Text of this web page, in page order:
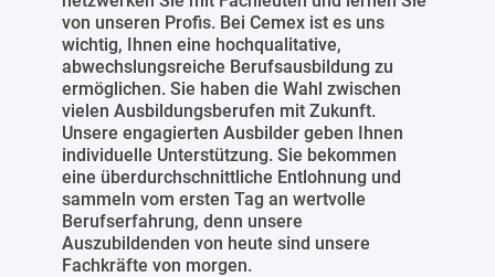
von unseren Profis. Bei Cemex ist es uns
wichtig, Ihnen eine hochqualitative,
abwechslungsreiche Berufsausbildung zu
ermöglichen. Sie haben die Wahl zwischen
vielen Ausbildungsberufen mit Zukunft.
Unsere engagierten Ausbilder geben Ihnen
individuelle Unterstützung. Sie bekommen
eine überdurchschnittliche Entlohnung und
sammeln vom ersten Tag an wertvolle
Berufserfahrung, denn unsere
Auszubildenden von heute sind unsere
Fachkräfte von morgen.